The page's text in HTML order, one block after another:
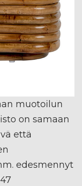
muotoilun
on samaan
että
edesmennyt